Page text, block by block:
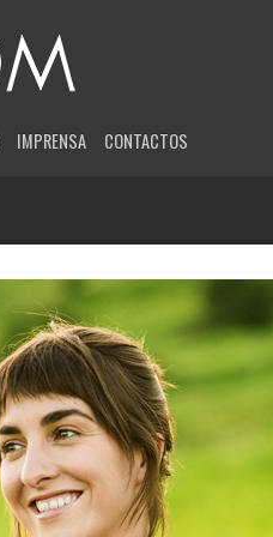
IMPRENSA CONTACTOS